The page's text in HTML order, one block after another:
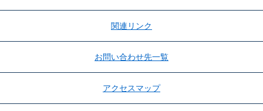
関連リンク
お問い合わせ先一覧
アクセスマップ